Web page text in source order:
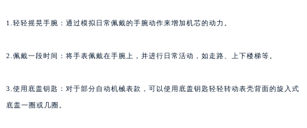
1.轻轻摇晃手腕：通过模拟日常佩戴的手腕动作来增加机芯的动力。
2.佩戴一段时间：将手表佩戴在手腕上，并进行日常活动，如走路、上下楼梯等。
3.使用底盖钥匙：对于部分自动机械表款，可以使用底盖钥匙轻轻转动表壳背面的旋入式
底盖一圈或几圈。